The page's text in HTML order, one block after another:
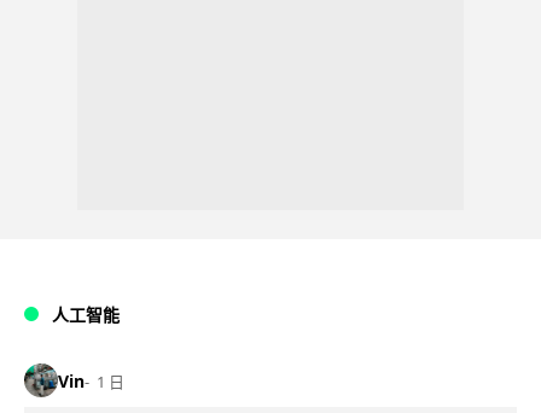
人工智能
Vin 1 日